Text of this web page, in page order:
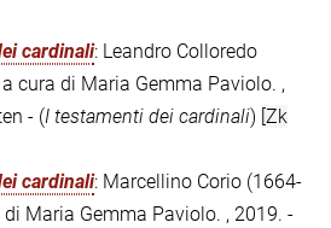
cardinali: Leandro Colloredo
cura di Maria Gemma Paviolo. ,
- (I testamenti dei cardinali) [Zk
cardinali: Marcellino Corio (1664-
Maria Gemma Paviolo. , 2019. -